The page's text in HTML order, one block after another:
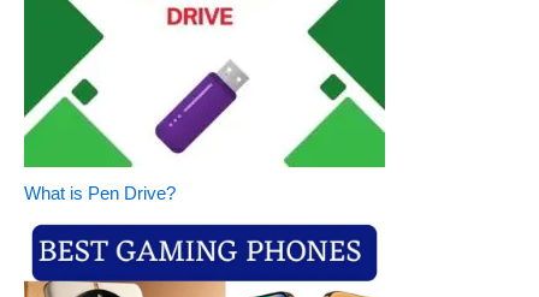
What is Pen Drive?